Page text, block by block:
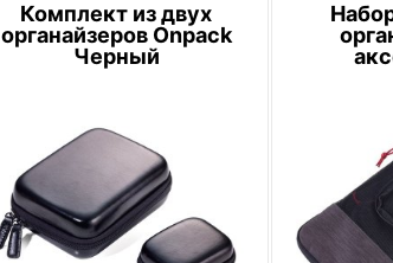
Комплект из двух
органайзеров Onpack
Черный